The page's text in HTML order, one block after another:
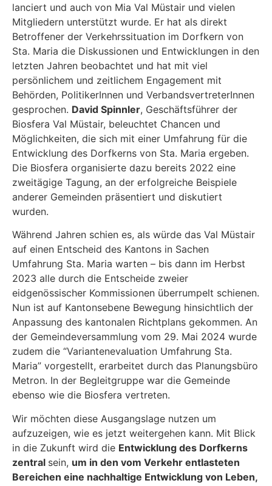
lanciert und auch von Mia Val Müstair und vielen
Mitgliedern unterstützt wurde. Er hat als direkt
Betroffener der Verkehrssituation im Dorfkern von
Sta. Maria die Diskussionen und Entwicklungen in den
letzten Jahren beobachtet und hat mit viel
persönlichem und zeitlichem Engagement mit
Behörden, PolitikerInnen und VerbandsvertreterInnen
gesprochen. David Spinnler, Geschäftsführer der
Biosfera Val Müstair, beleuchtet Chancen und
Möglichkeiten, die sich mit einer Umfahrung für die
Entwicklung des Dorfkerns von Sta. Maria ergeben.
Die Biosfera organisierte dazu bereits 2022 eine
zweitägige Tagung, an der erfolgreiche Beispiele
anderer Gemeinden präsentiert und diskutiert
wurden.
Während Jahren schien es, als würde das Val Müstair
auf einen Entscheid des Kantons in Sachen
Umfahrung Sta. Maria warten – bis dann im Herbst
2023 alle durch die Entscheide zweier
eidgenössischer Kommissionen überrumpelt schienen.
Nun ist auf Kantonsebene Bewegung hinsichtlich der
Anpassung des kantonalen Richtplans gekommen. An
der Gemeindeversammlung vom 29. Mai 2024 wurde
zudem die “Variantenevaluation Umfahrung Sta.
Maria” vorgestellt, erarbeitet durch das Planungsbüro
Metron. In der Begleitgruppe war die Gemeinde
ebenso wie die Biosfera vertreten.
Wir möchten diese Ausgangslage nutzen um
aufzuzeigen, wie es jetzt weitergehen kann. Mit Blick
in die Zukunft wird die Entwicklung des Dorfkerns
zentral sein, um in den vom Verkehr entlasteten
Bereichen eine nachhaltige Entwicklung von Leben,